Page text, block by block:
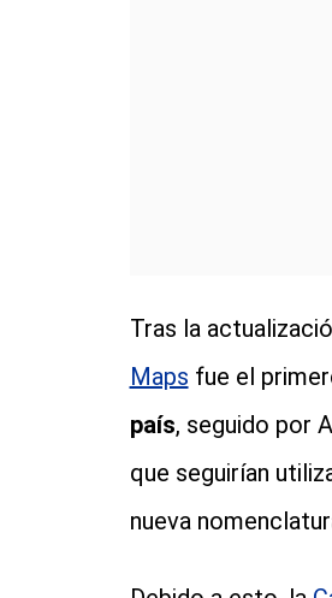
Tras la
Maps fue el
país, seguido por
que seguirían
nueva